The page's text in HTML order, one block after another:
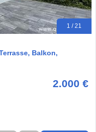
1 / 21
Balkon,
2.000 €